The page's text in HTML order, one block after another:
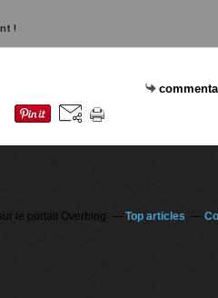
le portail Overblog Top articles